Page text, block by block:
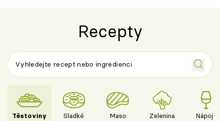
Recepty
Těstoviny Sladké Maso Zelenina Nápoje